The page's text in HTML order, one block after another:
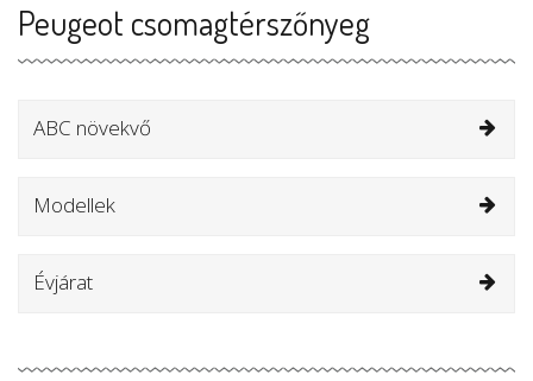
Peugeot csomagtérszőnyeg
ABC növekvő
Modellek
Évjárat